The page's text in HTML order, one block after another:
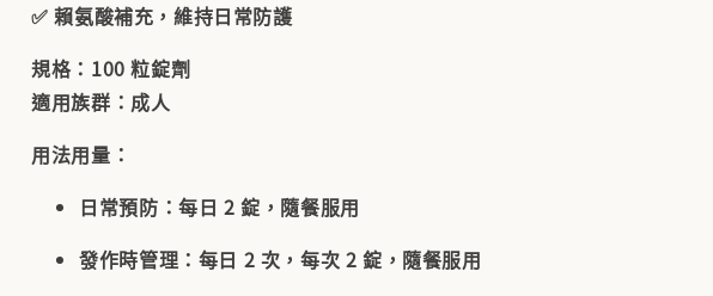
✅ 賴氨酸補充，維持日常防護
規格：100 粒錠劑
適用族群 ：成人
用法用量 ：
日常預防 ：每日 2 錠，隨餐服用
發作時管理 ：每日 2 次，每次 2 錠，隨餐服用